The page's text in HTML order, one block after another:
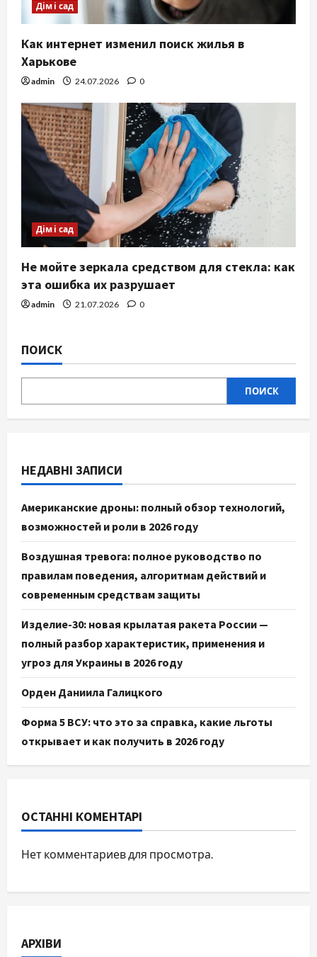
Дім і сад
Как интернет изменил поиск жилья в
Харькове
admin 24.07.2026 0
Дім і сад
Не мойте зеркала средством для стекла: как
эта ошибка их разрушает
admin 21.07.2026 0
ПОИСК
ПОИСК
НЕДАВНІ ЗАПИСИ
Американские дроны: полный обзор технологий,
возможностей и роли в 2026 году
Воздушная тревога: полное руководство по
правилам поведения, алгоритмам действий и
современным средствам защиты
Изделие-30: новая крылатая ракета России —
полный разбор характеристик, применения и
угроз для Украины в 2026 году
Орден Даниила Галицкого
Форма 5 ВСУ: что это за справка, какие льготы
открывает и как получить в 2026 году
ОСТАННІ КОМЕНТАРІ
Нет комментариев для просмотра.
АРХІВИ